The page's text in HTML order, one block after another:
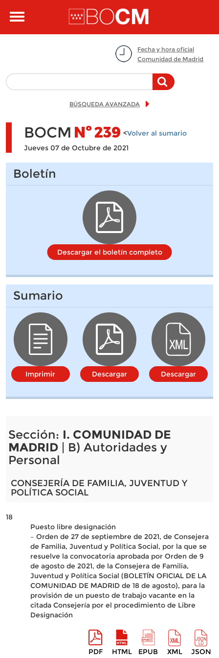
Toggle
Fecha y hora oficial
Comunidad de Madrid
BÚSQUEDA AVANZADA
BOCM Nº239 <Volver al sumario
Jueves 07 de Octubre de 2021
Boletín
Descargar el boletín completo
Sumario
Imprimir Descargar Descargar
Sección: I. COMUNIDAD DE
MADRID| B) Autoridades y
Personal
CONSEJERÍA DE FAMILIA, JUVENTUD Y
POLÍTICA SOCIAL
18
Puesto libre designación
– Orden de 27 de septiembre de 2021, de Consejera
de Familia, Juventud y Política Social, por la que se
resuelve la convocatoria aprobada por Orden de 9
de agosto de 2021, de la Consejera de Familia,
Juventud y Política Social (BOLETÍN OFICIAL DE LA
COMUNIDAD DE MADRID de 18 de agosto), para la
provisión de un puesto de trabajo vacante en la
citada Consejería por el procedimiento de Libre
Designación
PDF HTML EPUB XML JSON